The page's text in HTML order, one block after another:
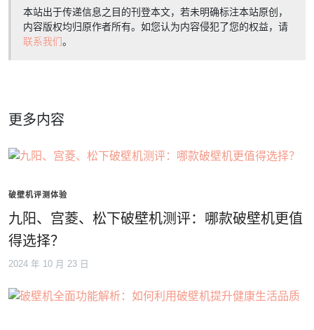
本站出于传递信息之目的刊登本文，若未明确标注本站原创，
内容版权均归原作者所有。如您认为内容侵犯了您的权益，请
联系我们。
更多内容
破壁机评测体验
九阳、宫菱、松下破壁机测评：哪款破壁机更值
得选择？
2024 年 10 月 23 日